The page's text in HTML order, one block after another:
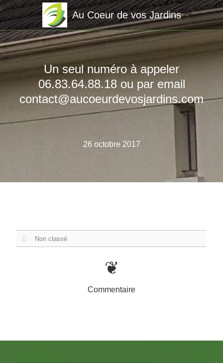
Au Coeur de vos Jardins
Un seul numéro à appeler
06.83.64.88.18 ou par email
contact@aucoeurdevosjardins.com
26 octobre 2017
Non classé
❦
Commentaire